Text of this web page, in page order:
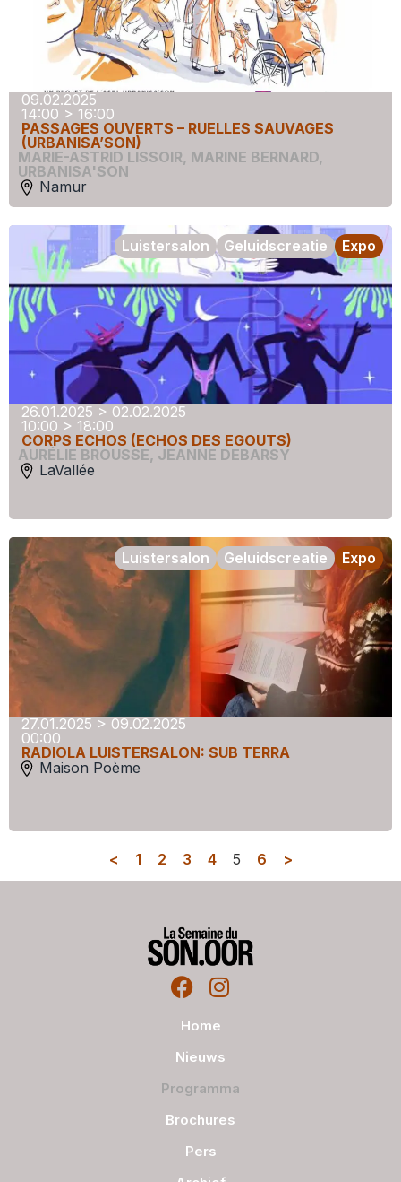
09.02.2025
14:00 > 16:00
PASSAGES OUVERTS – RUELLES SAUVAGES
(URBANISA’SON)
MARIE-ASTRID LISSOIR, MARINE BERNARD,
URBANISA'SON
Namur
26.01.2025 > 02.02.2025
10:00 > 18:00
CORPS ECHOS (ECHOS DES EGOUTS)
AURÉLIE BROUSSE, JEANNE DEBARSY
LaVallée
Expo
Geluidscreatie
Luistersalon
27.01.2025 > 09.02.2025
00:00
RADIOLA LUISTERSALON: SUB TERRA
Maison Poème
Expo
Geluidscreatie
Luistersalon
< 1 2 3 4 5 6 >
Home
Nieuws
Programma
Brochures
Pers